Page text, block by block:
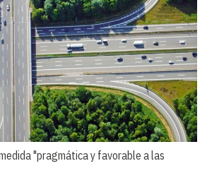
"pragmática y favorable a las